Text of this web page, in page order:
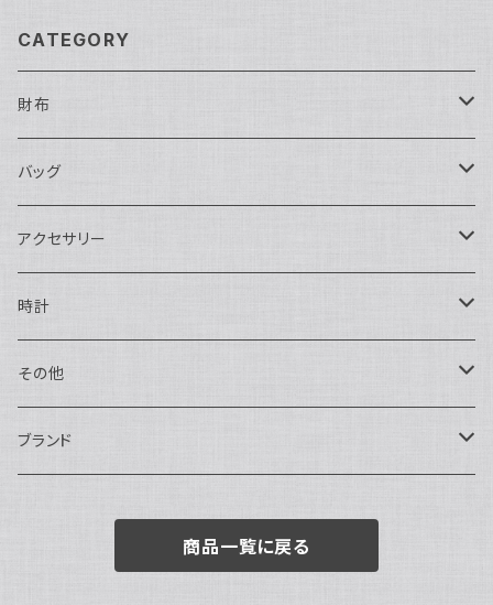
CATEGORY
財布
長財布
二つ折り
バッグ
ショルダーバッグ・ボディバッグ
ハンドバッグ・ポーチ
トートバッグ
バックパック・リュックサック
ボストンバッグ
アクセサリー
ネックレス
指輪
ピアス・イヤリング
チャーム・キーホルダー
時計
アナログ・機械式
アナログ・クォーツ
その他
ペン・万年筆
ブランド
BOTTEGA VENETA
商品一覧に戻る